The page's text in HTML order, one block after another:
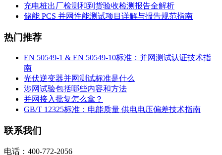
充电桩出厂检测和到货验收检测报告全解析
储能 PCS 并网性能测试项目详解与报告规范指南
热门推荐
EN 50549-1 & EN 50549-10标准：并网测试认证技术指
南
光伏逆变器并网测试标准是什么
涉网试验包括哪些内容和方法
并网接入批复怎么拿？
GB/T 12325标准：电能质量 供电电压偏差技术指南
联系我们
电话：400-772-2056